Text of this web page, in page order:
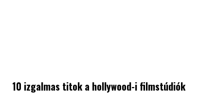
10 izgalmas titok a hollywood-i filmstúdiók